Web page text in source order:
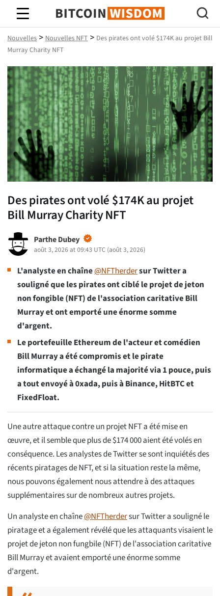
Bitcoin Sagesse
Nouvelles > Nouvelles NFT > Des pirates ont volé $174K au projet Bill
Murray Charity NFT
Des pirates ont volé $174K au projet
Bill Murray Charity NFT
Parthe Dubey
août 3, 2026 at 09:43 UTC (août 3, 2026)
L'analyste en chaîne@NFTherdersur Twitter a
souligné que les pirates ont ciblé le projet de jeton
non fongible (NFT) de l'association caritative Bill
Murray et ont emporté une énorme somme
d'argent.
Le portefeuille Ethereum de l'acteur et comédien
Bill Murray a été compromis et le pirate
informatique a échangé la majorité via 1 pouce, puis
a tout envoyé à 0xada, puis à Binance, HitBTC et
FixedFloat.
Une autre attaque contre un projet NFT a été mise en
œuvre, et il semble que plus de $174 000 aient été volés en
conséquence. Les analystes de Twitter se sont inquiétés des
récents piratages de NFT, et si la situation reste la même,
nous pouvons également nous attendre à des attaques
supplémentaires sur de nombreux autres projets.
Un analyste en chaîne@NFTherdersur Twitter a souligné le
piratage et a également révélé que les attaquants visaient le
projet de jeton non fungbile (NFT) de l'association caritative
Bill Murray et avaient emporté une énorme somme
d'argent.